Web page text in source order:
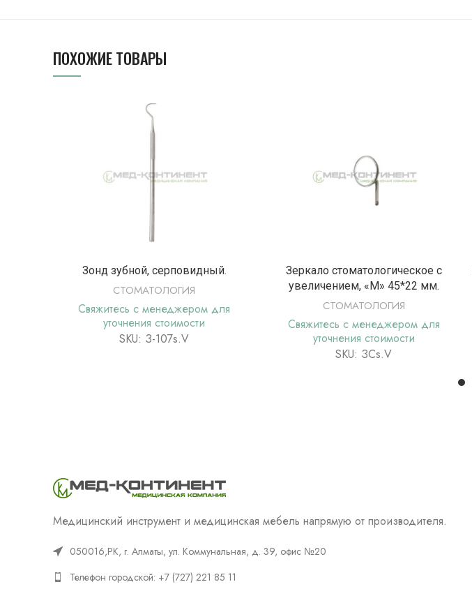
ПОХОЖИЕ ТОВАРЫ
ПОДРОБНЕЕ
Зонд зубной, серповидный.
СТОМАТОЛОГИЯ
Свяжитесь с менеджером для
уточнения стоимости
SKU: З-107s.V
ПОДРОБНЕЕ
Зеркало стоматологическое с
увеличением, «М» 45*22 мм.
СТОМАТОЛОГИЯ
Свяжитесь с менеджером для
уточнения стоимости
SKU: ЗСs.V
Медицинский инструмент и медицинская мебель напрямую от производителя.
050016,РК, г. Алматы, ул. Коммунальная, д. 39, офис №20
Телефон городской: +7 (727) 221 85 11